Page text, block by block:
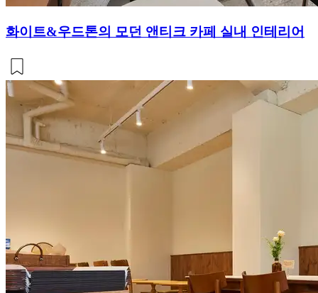
화이트&우드톤의 모던 앤티크 카페 실내 인테리어